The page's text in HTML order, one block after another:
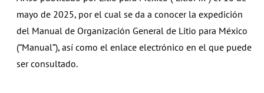
mayo de 2025, por el cual se da a conocer la expedición
del Manual de Organización General de Litio para México
(“Manual”), así como el enlace electrónico en el que puede
ser consultado.